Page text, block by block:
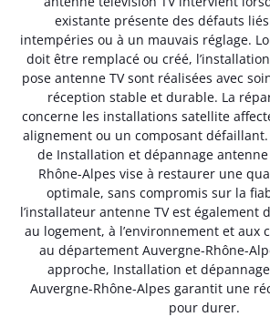
existante présente des défauts liés
intempéries ou à un mauvais réglage.
doit être remplacé ou créé,
pose antenne TV sont réalisées avec
réception stable et durable. La
concerne les installations satellite
alignement ou un composant
de Installation et dépannage antenne
Rhône-Alpes vise à restaurer une
optimale, sans compromis sur la
l’installateur antenne TV est également
au logement, à l’environnement et aux
au département Auvergne-Rhône-
approche, Installation et
Auvergne-Rhône-Alpes garantit une
pour durer.